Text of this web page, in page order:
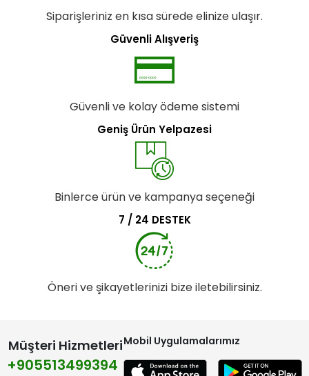
Siparişleriniz en kısa sürede elinize ulaşır.
Güvenli Alışveriş
Güvenli ve kolay ödeme sistemi
Geniş Ürün Yelpazesi
Binlerce ürün ve kampanya seçeneği
7 / 24 DESTEK
Öneri ve şikayetlerinizi bize iletebilirsiniz.
Müşteri Hizmetleri
+905513499394
Mobil Uygulamalarımız